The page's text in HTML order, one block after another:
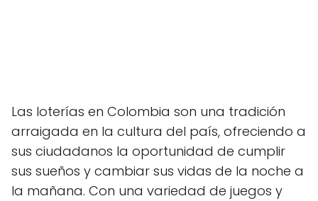
Las loterías en Colombia son una tradición
arraigada en la cultura del país, ofreciendo a
sus ciudadanos la oportunidad de cumplir
sus sueños y cambiar sus vidas de la noche a
la mañana. Con una variedad de juegos y